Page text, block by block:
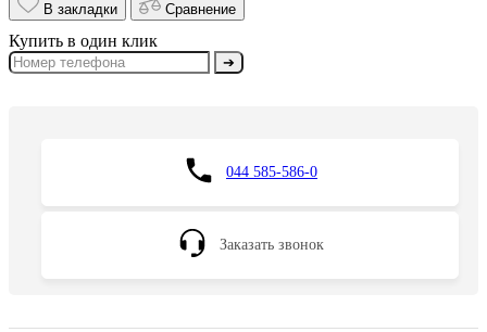
В закладки
Сравнение
Купить в один клик
➔
044 585-586-0
Заказать звонок